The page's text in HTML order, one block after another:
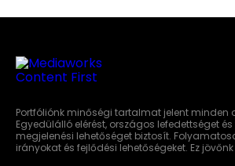
Portfóliónk minőségi tartalmat jelent minden
Egyedülálló elérést, országos lefedettséget
megjelenési lehetőséget biztosít.
irányokat és fejlődési lehetőségeket. Ez